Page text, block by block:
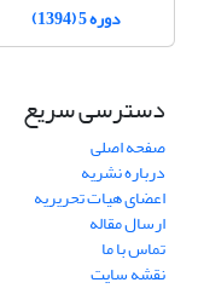
دوره 5 (1394)
دسترسی سریع
صفحه اصلی
درباره نشریه
اعضای هیات تحریریه
ارسال مقاله
تماس با ما
نقشه سایت